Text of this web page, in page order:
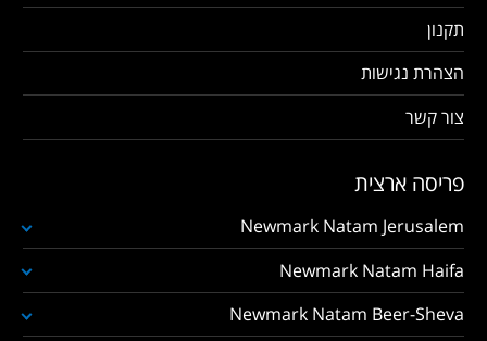
תקנון
הצהרת נגישות
צור קשר
פריסה ארצית
Newmark Natam Jerusalem
Newmark Natam Haifa
Newmark Natam Beer-Sheva